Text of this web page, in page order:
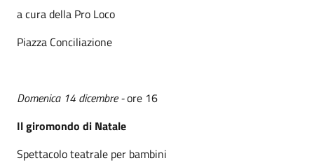
a cura della Pro Loco
Piazza Conciliazione
Domenica 14 dicembre -ore 16
Il giromondo di Natale
Spettacolo teatrale per bambini